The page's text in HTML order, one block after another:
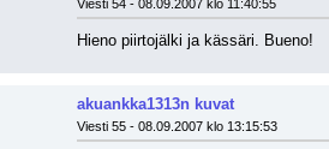
Viesti 54 - 08.09.2007 klo 11:40:55
Hieno piirtojälki ja kässäri. Bueno!
akuankka1313n kuvat
Viesti 55 - 08.09.2007 klo 13:15:53